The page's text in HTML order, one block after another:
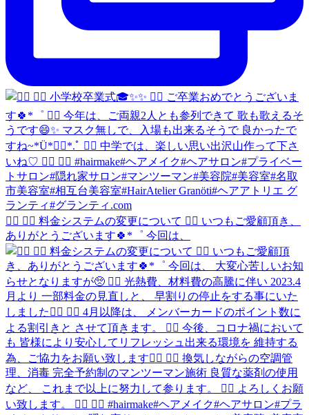
❁⃘ ❁⃘ 料金システムの変更について ❁⃘ いつもご愛顧頂き、
ありがとうございます🍀*゜ 今回は、